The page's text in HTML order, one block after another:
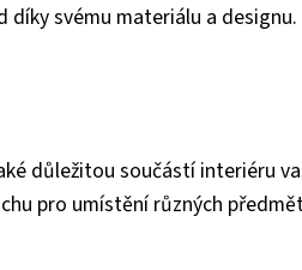
svému materiálu a designu.
důležitou součástí interiéru
pro umístění různých